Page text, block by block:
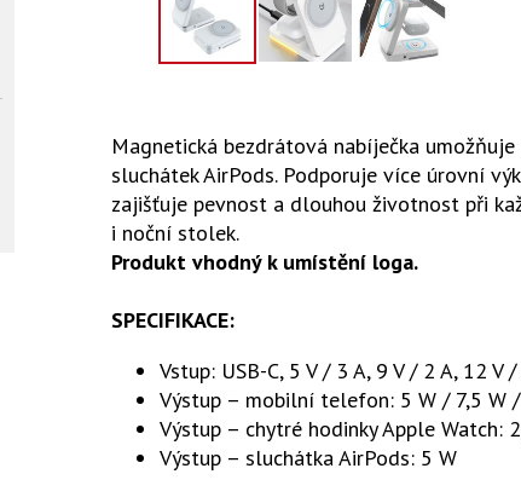
Magnetická bezdrátová nabíječka
sluchátek AirPods. Podporuje více úrovní
zajišťuje pevnost a dlouhou životnost při
i noční stolek.
Produkt vhodný k umístění loga.
SPECIFIKACE:
Vstup: USB-C, 5 V / 3 A, 9 V / 2 A, 12 V
Výstup – mobilní telefon: 5 W / 7,5 W
Výstup – chytré hodinky Apple Watch:
Výstup – sluchátka AirPods: 5 W